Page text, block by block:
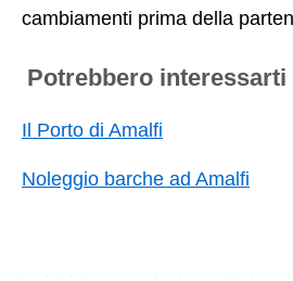
cambiamenti prima della
Potrebbero
Il Porto di Amalfi
Noleggio barche ad Amalfi